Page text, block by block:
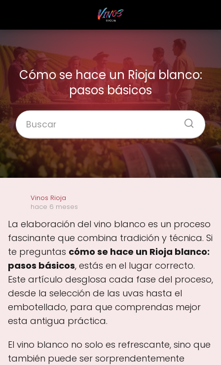
Cómo se hace un Rioja blanco:
pasos básicos
Vinos Rioja
hace 6 meses
La elaboración del vino blanco es un proceso
fascinante que combina tradición y técnica. Si
te preguntas cómo se hace un Rioja blanco:
pasos básicos, estás en el lugar correcto.
Este artículo desglosa cada fase del proceso,
desde la selección de las uvas hasta el
embotellado, para que comprendas mejor
esta antigua práctica.
El vino blanco no solo es refrescante, sino que
también puede ser sorprendentemente